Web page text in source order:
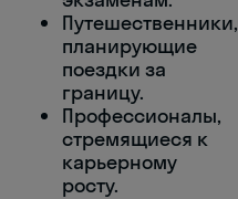
Путешественники,
планирующие
поездки за
границу.
Профессионалы,
стремящиеся к
карьерному
росту.